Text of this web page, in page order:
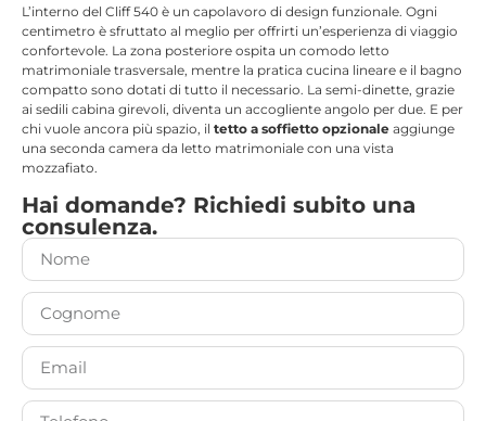
L’interno del Cliff 540 è un capolavoro di design funzionale. Ogni
centimetro è sfruttato al meglio per offrirti un’esperienza di viaggio
confortevole. La zona posteriore ospita un comodo letto
matrimoniale trasversale, mentre la pratica cucina lineare e il bagno
compatto sono dotati di tutto il necessario. La semi-dinette, grazie
ai sedili cabina girevoli, diventa un accogliente angolo per due. E per
chi vuole ancora più spazio, il tetto a soffietto opzionale aggiunge
una seconda camera da letto matrimoniale con una vista
mozzafiato.
Hai domande? Richiedi subito una
consulenza.